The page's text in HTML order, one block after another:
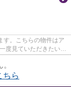
す。こちらの物件はア
度見ていただきたい、
ちら